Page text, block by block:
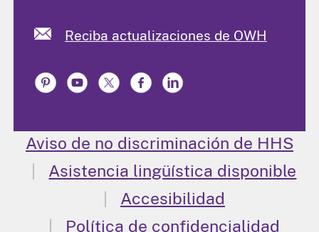
Reciba actualizaciones de OWH
Aviso de no discriminación de HHS
Asistencia lingüística disponible
Accesibilidad
Política de confidencialidad